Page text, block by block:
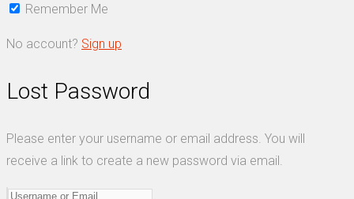
Remember Me
No account? Sign up
Lost Password
Please enter your username or email address. You will
receive a link to create a new password via email.